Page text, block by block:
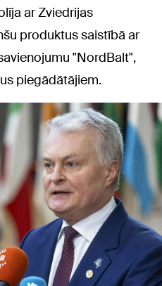
ar Zviedrijas
produktus saistībā ar
"NordBalt",
piegādātājiem.